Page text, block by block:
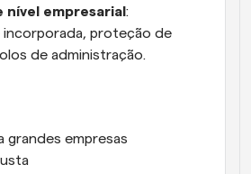
nível empresarial :
proteção de
de administração.
grandes empresas